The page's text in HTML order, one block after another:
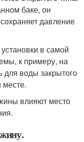
баке, он
давление
в самой
к примеру, на
для воды закрытого
влияют место